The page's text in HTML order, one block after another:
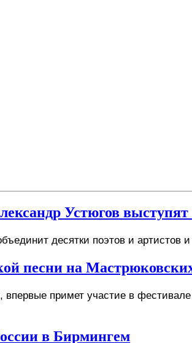
Устюгов
десятки поэтов и артистов
песни на
примет участие в
в Бирмингем